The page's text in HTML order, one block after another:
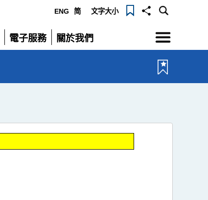
ENG 简 文字大小
電子服務
展
關於我們
展
選
單